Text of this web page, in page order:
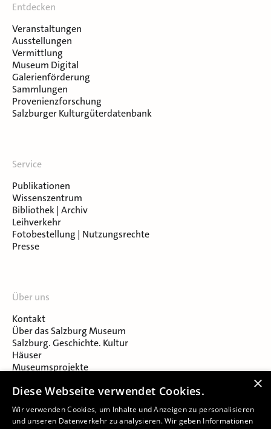
Entdecken
Veranstaltungen
Ausstellungen
Vermittlung
Museum Digital
Galerienförderung
Sammlungen
Provenienzforschung
Salzburger Kulturgüterdatenbank
Service
Publikationen
Wissenszentrum
Bibliothek | Archiv
Leihverkehr
Fotobestellung | Nutzungsrechte
Presse
Über uns
Kontakt
Über das Salzburg Museum
Salzburg. Geschichte. Kultur
Häuser
Museumsprojekte
Museumsverein Celtic Heritage
×
Diese Webseite verwendet Cookies.
Wir verwenden Cookies, um Inhalte und Anzeigen zu personalisieren
und unseren Datenverkehr zu analysieren. Wir geben Informationen